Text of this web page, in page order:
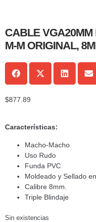
CABLE VGA20MM
M-M ORIGINAL,
$877.89
Características:
Macho-Macho
Uso Rudo
Funda PVC
Moldeado y Sellado
Calibre 8mm.
Triple Blindaje
Sin existencias